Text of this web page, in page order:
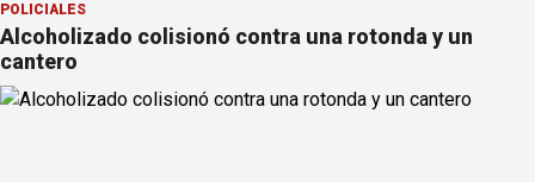
POLICIALES
Alcoholizado colisionó contra una rotonda y un
cantero